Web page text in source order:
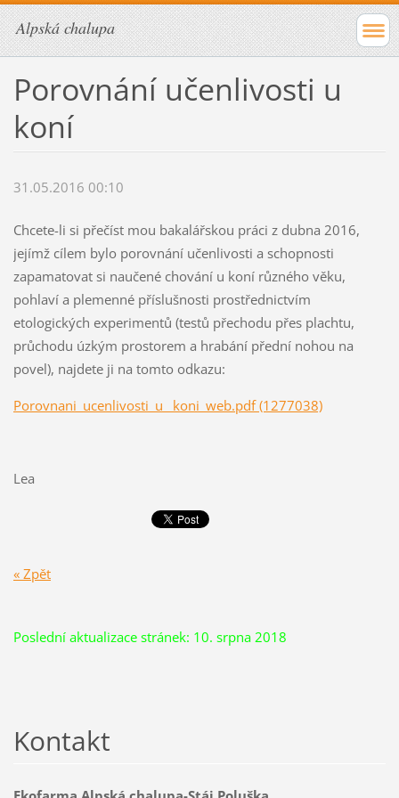
Alpská chalupa
Porovnání učenlivosti u
koní
31.05.2016 00:10
Chcete-li si přečíst mou bakalářskou práci z dubna 2016,
jejímž cílem bylo porovnání učenlivosti a schopnosti
zapamatovat si naučené chování u koní různého věku,
pohlaví a plemenné příslušnosti prostřednictvím
etologických experimentů (testů přechodu přes plachtu,
průchodu úzkým prostorem a hrabání přední nohou na
povel), najdete ji na tomto odkazu:
Porovnani_ucenlivosti_u_ koni_web.pdf (1277038)
Lea
« Zpět
Poslední aktualizace stránek: 10. srpna 2018
Kontakt